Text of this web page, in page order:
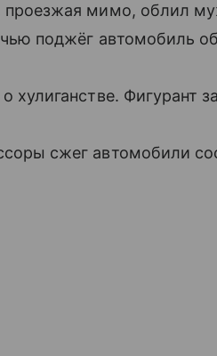
проезжая мимо, облил
поджёг автомобиль
хулиганстве. Фигурант
сжег автомобили